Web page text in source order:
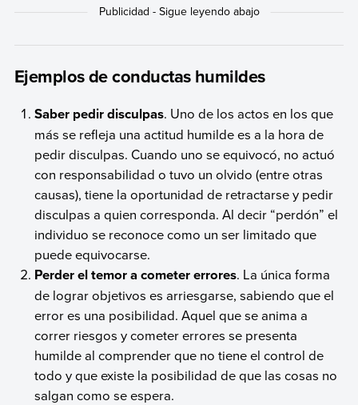
Ejemplos de conductas humildes
Saber pedir disculpas. Uno de los actos en los que
más se refleja una actitud humilde es a la hora de
pedir disculpas. Cuando uno se equivocó, no actuó
con responsabilidad o tuvo un olvido (entre otras
causas), tiene la oportunidad de retractarse y pedir
disculpas a quien corresponda. Al decir “perdón” el
individuo se reconoce como un ser limitado que
puede equivocarse.
Perder el temor a cometer errores. La única forma
de lograr objetivos es arriesgarse, sabiendo que el
error es una posibilidad. Aquel que se anima a
correr riesgos y cometer errores se presenta
humilde al comprender que no tiene el control de
todo y que existe la posibilidad de que las cosas no
salgan como se espera.